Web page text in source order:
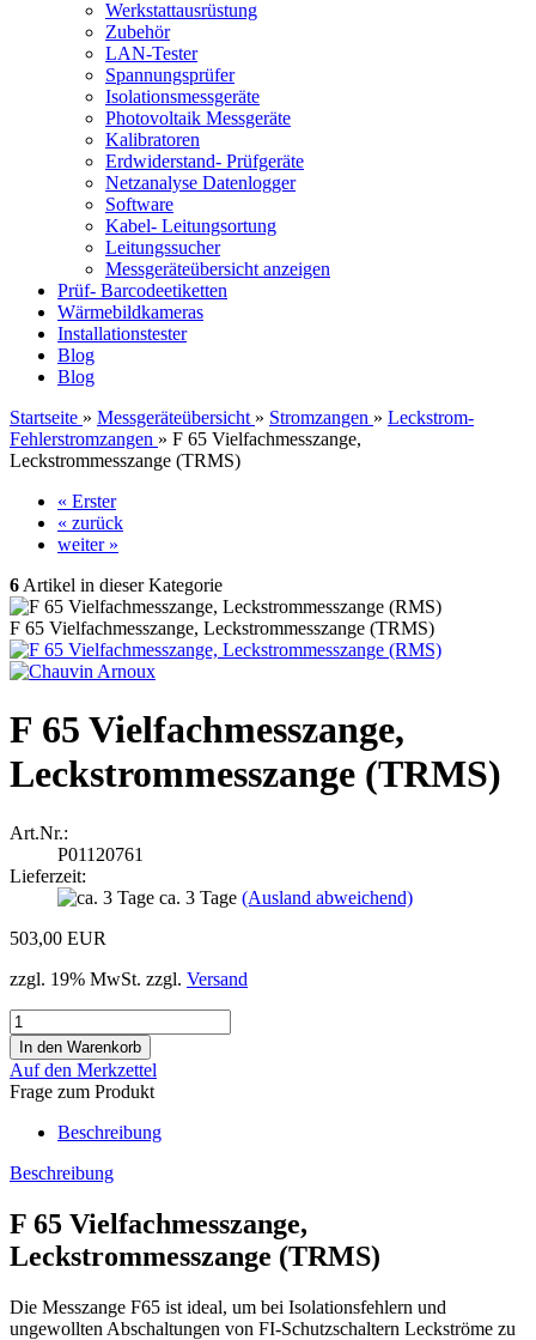
Werkstattausrüstung
Zubehör
LAN-Tester
Spannungsprüfer
Isolationsmessgeräte
Photovoltaik Messgeräte
Kalibratoren
Erdwiderstand- Prüfgeräte
Netzanalyse Datenlogger
Software
Kabel- Leitungsortung
Leitungssucher
Messgeräteübersicht anzeigen
Prüf- Barcodeetiketten
Wärmebildkameras
Installationstester
Blog
Blog
Startseite » Messgeräteübersicht » Stromzangen » Leckstrom-
Fehlerstromzangen » F 65 Vielfachmesszange,
Leckstrommesszange (TRMS)
« Erster
« zurück
weiter »
6 Artikel in dieser Kategorie
F 65 Vielfachmesszange, Leckstrommesszange (TRMS)
F 65 Vielfachmesszange,
Leckstrommesszange (TRMS)
Art.Nr.:
P01120761
Lieferzeit:
ca. 3 Tage (Ausland abweichend)
503,00 EUR
zzgl. 19% MwSt. zzgl. Versand
Auf den Merkzettel
Frage zum Produkt
Beschreibung
Beschreibung
F 65 Vielfachmesszange,
Leckstrommesszange (TRMS)
Die Messzange F65 ist ideal, um bei Isolationsfehlern und
ungewollten Abschaltungen von FI-Schutzschaltern Leckströme zu